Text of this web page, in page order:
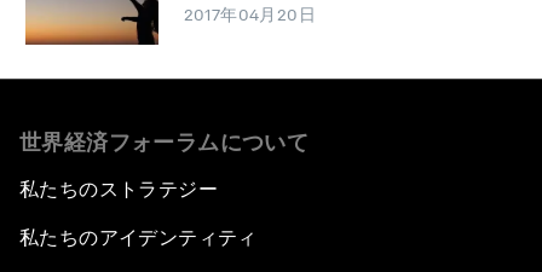
2017年04月20日
世界経済フォーラムについて
私たちのストラテジー
私たちのアイデンティティ